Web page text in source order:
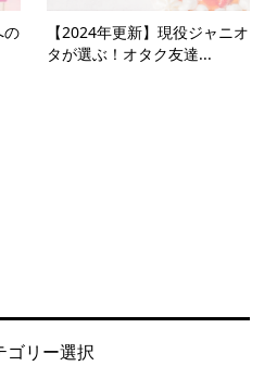
の
【2024年更新】現役ジャニオ
タが選ぶ！オタク友達...
ゴリー選択